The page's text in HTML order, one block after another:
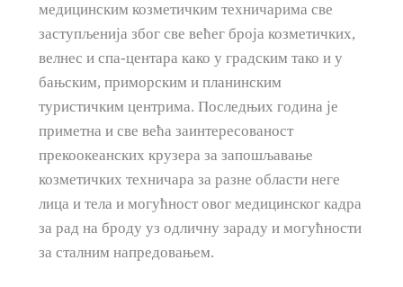
медицинским козметичким техничарима све
заступљенија због све већег броја козметичких,
велнес и спа-центара како у градским тако и у
бањским, приморским и планинским
туристичким центрима. Последњих година је
приметна и све већа заинтересованост
прекоокеанских крузера за запошљавање
козметичких техничара за разне области неге
лица и тела и могућност овог медицинског кадра
за рад на броду уз одличну зараду и могућности
за сталним напредовањем.